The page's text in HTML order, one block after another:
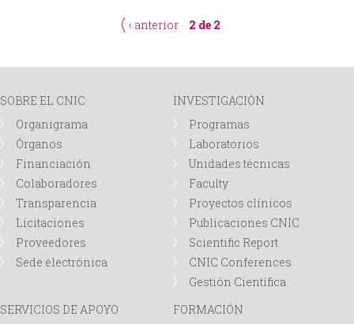
‹ anterior 2 de 2
SOBRE EL CNIC
Organigrama
Órganos
Financiación
Colaboradores
Transparencia
Licitaciones
Proveedores
Sede electrónica
INVESTIGACIÓN
Programas
Laboratorios
Unidades técnicas
Faculty
Proyectos clínicos
Publicaciones CNIC
Scientific Report
CNIC Conferences
Gestión Científica
SERVICIOS DE APOYO
FORMACIÓN